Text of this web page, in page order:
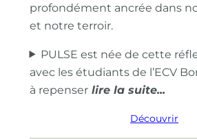
profondément ancrée dans
et notre terroir.
PULSE est née de cette
avec les étudiants de l’ECV
à repenser
Découvrir